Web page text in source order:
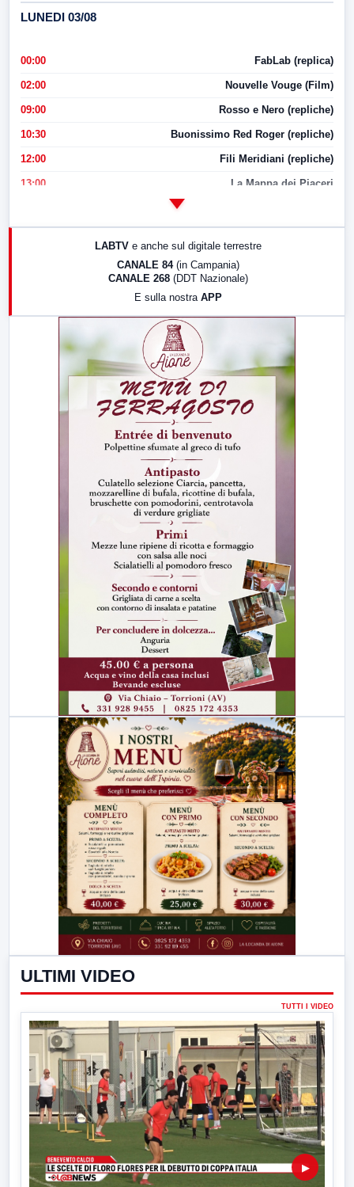
LUNEDI 03/08
00:00 FabLab (replica)
02:00 Nouvelle Vouge (Film)
09:00 Rosso e Nero (repliche)
10:30 Buonissimo Red Roger (repliche)
12:00 Fili Meridiani (repliche)
13:00 La Mappa dei Piaceri
LABTV e anche sul digitale terrestre
CANALE 84 (in Campania)
CANALE 268 (DDT Nazionale)
E sulla nostra APP
ULTIMI VIDEO
TUTTI I VIDEO
▶